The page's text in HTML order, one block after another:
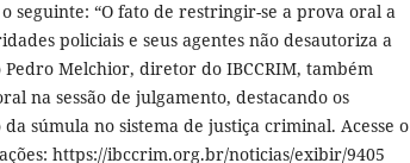
seguinte: “O fato de restringir-se a prova oral a
policiais e seus agentes não desautoriza a
Pedro Melchior, diretor do IBCCRIM, também
na sessão de julgamento, destacando os
súmula no sistema de justiça criminal. Acesse o
https://ibccrim.org.br/noticias/exibir/9405